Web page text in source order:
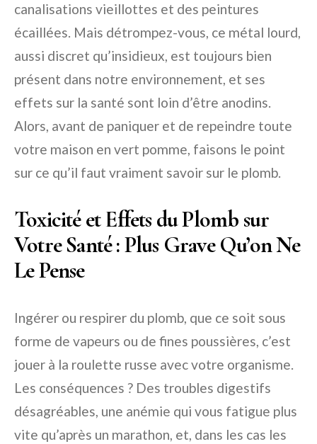
canalisations vieillottes et des peintures
écaillées. Mais détrompez-vous, ce métal lourd,
aussi discret qu’insidieux, est toujours bien
présent dans notre environnement, et ses
effets sur la santé sont loin d’être anodins.
Alors, avant de paniquer et de repeindre toute
votre maison en vert pomme, faisons le point
sur ce qu’il faut vraiment savoir sur le plomb.
Toxicité et Effets du Plomb sur
Votre Santé : Plus Grave Qu’on Ne
Le Pense
Ingérer ou respirer du plomb, que ce soit sous
forme de vapeurs ou de fines poussières, c’est
jouer à la roulette russe avec votre organisme.
Les conséquences ? Des troubles digestifs
désagréables, une anémie qui vous fatigue plus
vite qu’après un marathon, et, dans les cas les